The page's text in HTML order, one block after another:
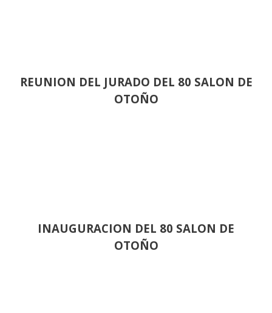
REUNION DEL JURADO DEL 80 SALON DE
OTOÑO
INAUGURACION DEL 80 SALON DE
OTOÑO